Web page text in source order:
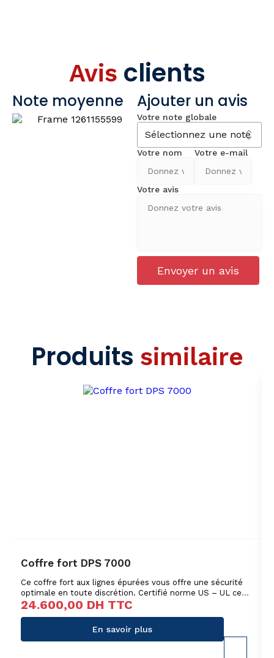
Avis clients
Note moyenne Ajouter un avis
Votre note globale
Votre avis
Votre nom Votre e-mail
Envoyer un avis
Produits similaire
Coffre fort DPS 7000
Ce coffre fort aux lignes épurées vous offre une sécurité
optimale en toute discrétion. Certifié norme US – UL ce
coffre fort est destiné à protéger vos documents argent
en liquide et bijoux des tentatives de vol les plus sévères.
24.600,00 DH TTC
En savoir plus